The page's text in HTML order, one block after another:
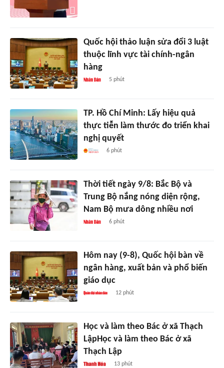
Quốc hội thảo luận sửa đổi 3 luật
thuộc lĩnh vực tài chính-ngân
hàng
5 phút
TP. Hồ Chí Minh: Lấy hiệu quả
thực tiễn làm thước đo triển khai
nghị quyết
6 phút
Thời tiết ngày 9/8: Bắc Bộ và
Trung Bộ nắng nóng diện rộng,
Nam Bộ mưa dông nhiều nơi
6 phút
Hôm nay (9-8), Quốc hội bàn về
ngân hàng, xuất bản và phổ biến
giáo dục
12 phút
Học và làm theo Bác ở xã Thạch
LậpHọc và làm theo Bác ở xã
Thạch Lập
13 phút